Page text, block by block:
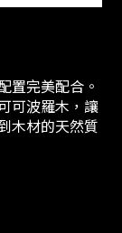
置完美配合。
可波羅木，讓
木材的天然質